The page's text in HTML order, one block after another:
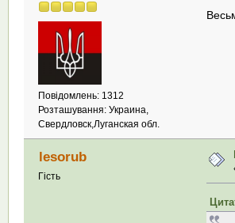
Повідомлень: 1312
Розташування: Украина,
Свердловск,Луганская обл.
lesorub
Гість